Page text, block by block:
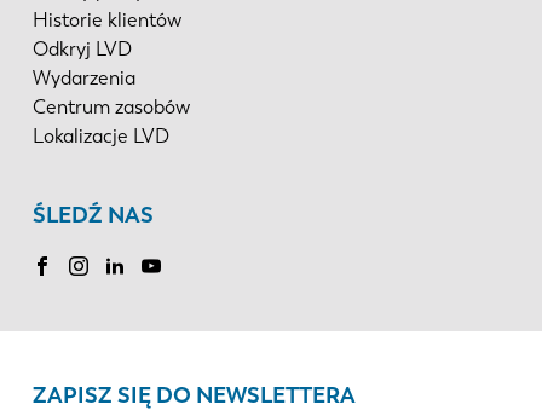
Historie klientów
Odkryj LVD
Wydarzenia
Centrum zasobów
Lokalizacje LVD
ŚLEDŹ NAS
ZAPISZ SIĘ DO NEWSLETTERA